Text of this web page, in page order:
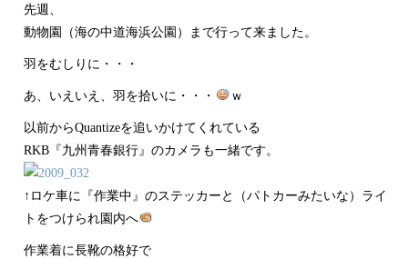
先週、
動物園（海の中道海浜公園）まで行って来ました。
羽をむしりに・・・
あ、いえいえ、羽を拾いに・・・ ｗ
以前からQuantizeを追いかけてくれている
RKB『九州青春銀行』のカメラも一緒です。
↑ロケ車に『作業中』のステッカーと（パトカーみたいな）ライ
トをつけられ園内へ
作業着に長靴の格好で